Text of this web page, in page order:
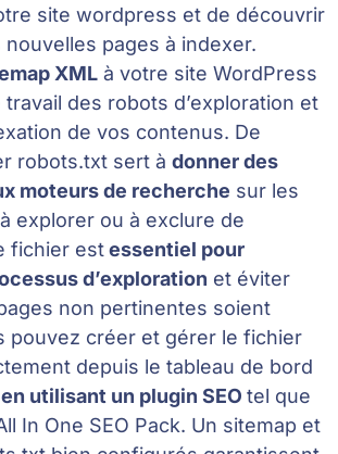
site wordpress et de découvrir
pages à indexer.
XML à votre site WordPress
des robots d’exploration et
de vos contenus. De
robots.txt sert à donner des
moteurs de recherche sur les
explorer ou à exclure de
fichier estessentiel pour
d’exploration et éviter
non pertinentes soient
pouvez créer et gérer le fichier
depuis le tableau de bord
en utilisant un plugin SEO tel que
In One SEO Pack. Un sitemap et